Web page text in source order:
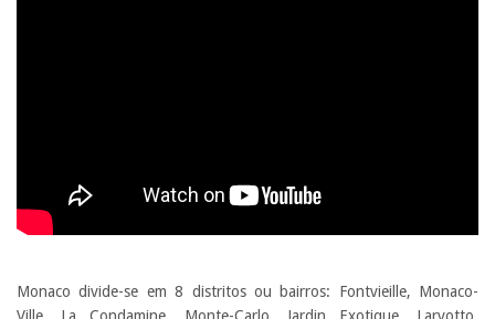
Monaco divide-se em 8 distritos ou bairros: Fontvieille, Monaco-